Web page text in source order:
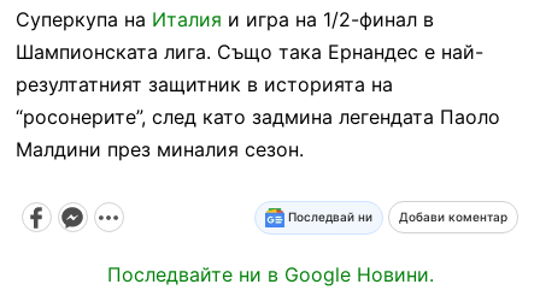
Суперкупа на Италия и игра на 1/2-финал в
Шампионската лига. Също така Ернандес е най-
резултатният защитник в историята на
“росонерите”, след като задмина легендата Паоло
Малдини през миналия сезон.
Последвай ни Добави коментар
Последвайте ни в Google Новини.